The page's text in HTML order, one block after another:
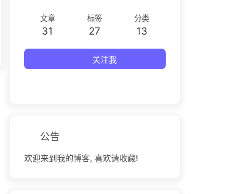
文章
31
标签
27
分类
13
关注我
公告
欢迎来到我的博客, 喜欢请收藏!